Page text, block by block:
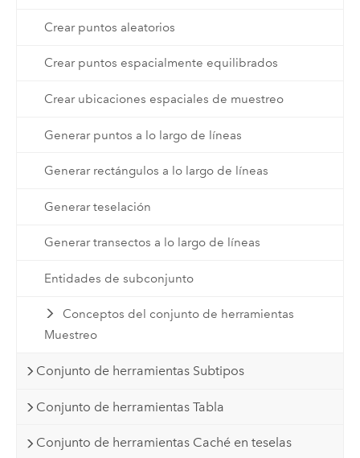
Crear puntos aleatorios
Crear puntos espacialmente equilibrados
Crear ubicaciones espaciales de muestreo
Generar puntos a lo largo de líneas
Generar rectángulos a lo largo de líneas
Generar teselación
Generar transectos a lo largo de líneas
Entidades de subconjunto
Conceptos del conjunto de herramientas
Muestreo
Conjunto de herramientas Subtipos
Conjunto de herramientas Tabla
Conjunto de herramientas Caché en teselas